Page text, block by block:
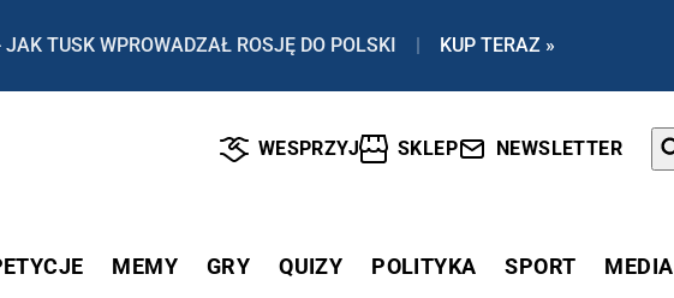
TUSK WPROWADZAŁ ROSJĘ DO POLSKI | KUP TERAZ »
WESPRZYJ SKLEP NEWSLETTER
MEMY GRY QUIZY POLITYKA SPORT MEDIA